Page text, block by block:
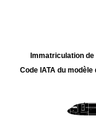
Immatriculation
Code IATA du modèle